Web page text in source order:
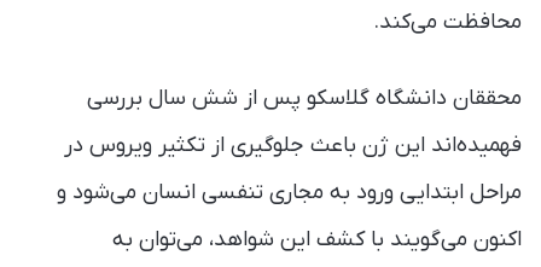
محافظت می‌کند.
محققان دانشگاه گلاسکو پس از شش سال بررسی
فهمیده‌اند این ژن باعث جلوگیری از تکثیر ویروس در
مراحل ابتدایی ورود به مجاری تنفسی انسان می‌شود و
اکنون می‌گویند با کشف این شواهد، می‌توان به